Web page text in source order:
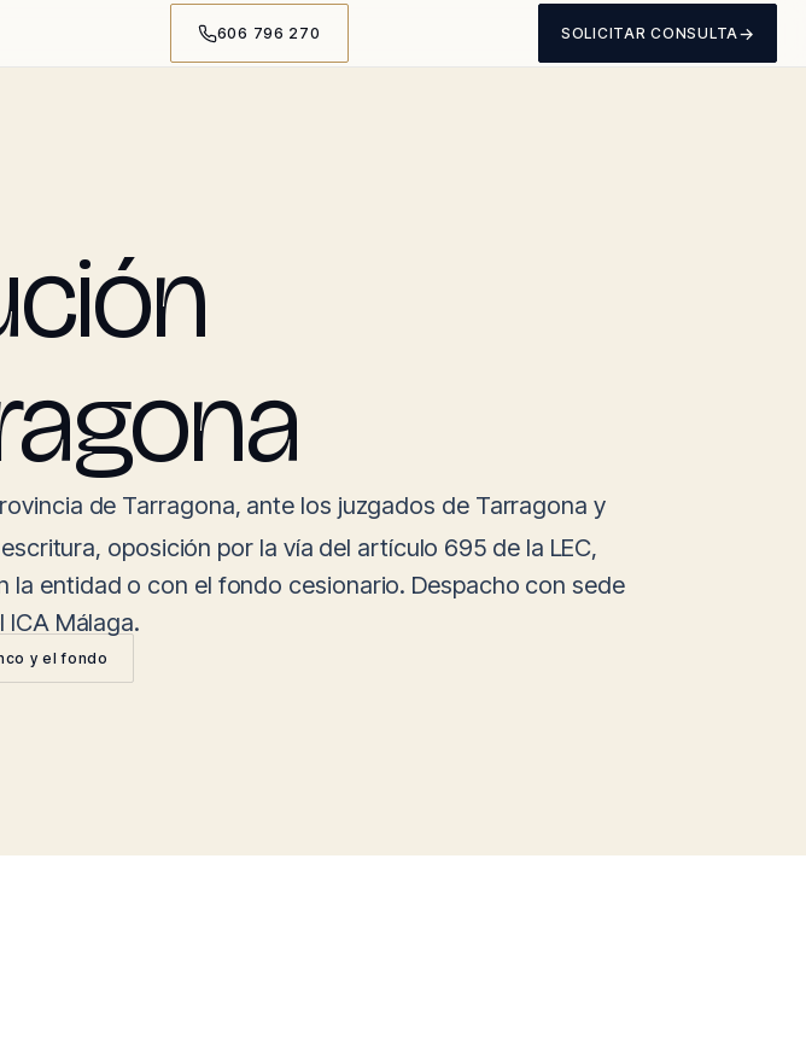
606 796 270 SOLICITAR CONSULTA→
de Tarragona, ante los juzgados de Tarragona y
oposición por la vía del artículo 695 de la LEC,
entidad o con el fondo cesionario. Despacho con sede
Málaga.
y el fondo